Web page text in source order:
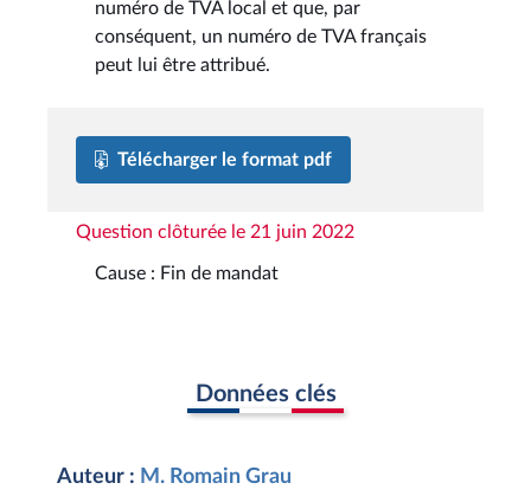
numéro de TVA local et que, par
conséquent, un numéro de TVA français
peut lui être attribué.
Télécharger le format pdf
Question clôturée le 21 juin 2022
Cause : Fin de mandat
Données clés
Auteur : M. Romain Grau